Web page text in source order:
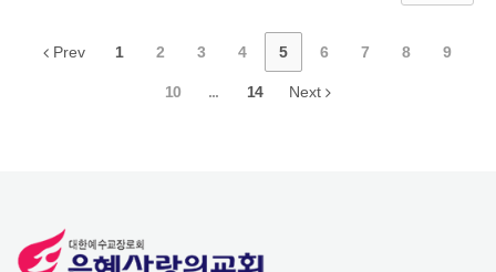
Prev 1 2 3 4 5 6 7 8 9
10 ... 14 Next